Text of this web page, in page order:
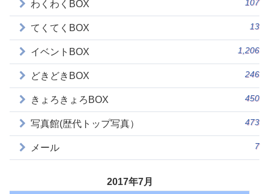
わくわくBOX 107
てくてくBOX 13
イベントBOX 1,206
どきどきBOX 246
きょろきょろBOX 450
写真館(歴代トップ写真） 473
メール 7
2017年7月